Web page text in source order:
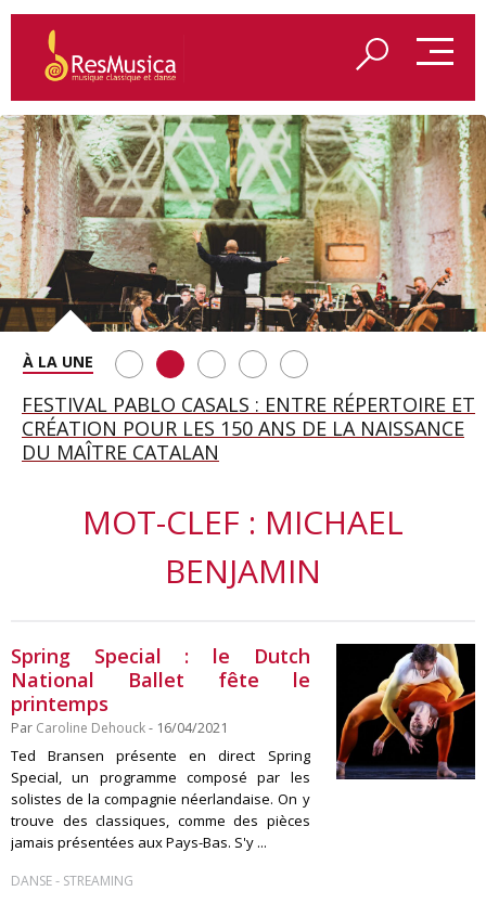
SAINT FRANÇOIS D’ASSISE À SALZBOURG, UNE
SOIRÉE IMMENSE PORTÉE PAR ROMEO
CASTELLUCCI ET MAXIME PASCAL
FESTIVAL PABLO CASALS : ENTRE RÉPERTOIRE ET
CRÉATION POUR LES 150 ANS DE LA NAISSANCE
DU MAÎTRE CATALAN
A BAYREUTH, LE 150E ANNIVERSAIRE DU RING
WAGNÉRIEN GÉNÉRÉ PAR L’IA
BETSY JOLAS FÊTE SON CENTIÈME
ANNIVERSAIRE
GEORGE BENJAMIN : « MES PARENTS AVAIENT
CETTE EXIGENCE DE L’OBJET CISELÉ »
MOT-CLEF : MICHAEL
BENJAMIN
Spring Special : le Dutch
National Ballet fête le
printemps
Par Caroline Dehouck- 16/04/2021
Ted Bransen présente en direct Spring
Special, un programme composé par les
solistes de la compagnie néerlandaise. On y
trouve des classiques, comme des pièces
jamais présentées aux Pays-Bas. S'y ...
DANSE- STREAMING